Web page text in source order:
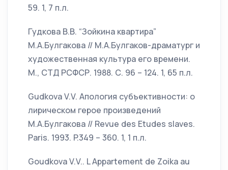
59. 1, 7 п.л.
Гудкова В.В. “Зойкина квартира”
М.А.Булгакова // М.А.Булгаков-драматург и
художественная культура его времени.
М., СТД РСФСР. 1988. С. 96 – 124. 1, 65 п.л.
Gudkova V.V. Апология субъективности: о
лирическом герое произведений
М.А.Булгакова // Revue des Etudes slaves.
Paris. 1993. P.349 – 360. 1, 1 п.л.
Goudkova V.V.. L Appartement de Zoika au